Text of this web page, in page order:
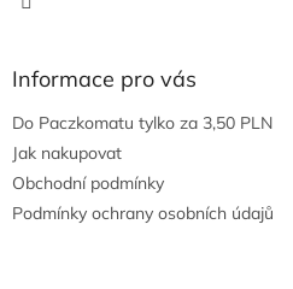
Informace pro vás
Do Paczkomatu tylko za 3,50 PLN
Jak nakupovat
Obchodní podmínky
Podmínky ochrany osobních údajů